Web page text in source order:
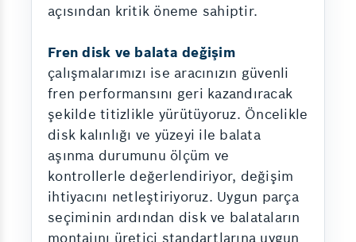
açısından kritik öneme sahiptir.
Fren disk ve balata değişim
çalışmalarımızı ise aracınızın güvenli
fren performansını geri kazandıracak
şekilde titizlikle yürütüyoruz. Öncelikle
disk kalınlığı ve yüzeyi ile balata
aşınma durumunu ölçüm ve
kontrollerle değerlendiriyor, değişim
ihtiyacını netleştiriyoruz. Uygun parça
seçiminin ardından disk ve balataların
montajını üretici standartlarına uygun